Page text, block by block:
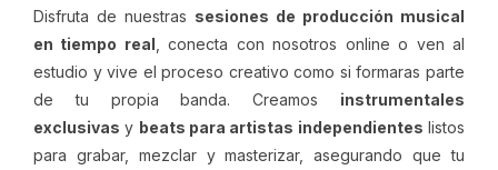
Disfruta de nuestras sesiones de producción musical
en tiempo real, conecta con nosotros online o ven al
estudio y vive el proceso creativo como si formaras parte
de tu propia banda. Creamos instrumentales
exclusivas y beats para artistas independientes listos
para grabar, mezclar y masterizar, asegurando que tu